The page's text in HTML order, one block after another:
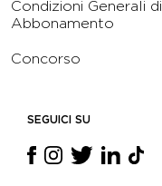
Condizioni Generali di
Abbonamento
Concorso
SEGUICI SU